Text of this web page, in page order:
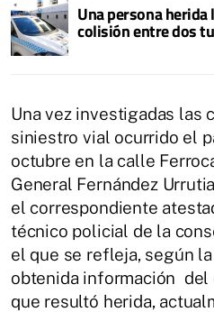
Una persona herida
colisión entre dos
Una vez investigadas las
siniestro vial ocurrido el
octubre en la calle
General Fernández
el correspondiente
técnico policial de la
el que se refleja, según
obtenida información del
que resultó herida,